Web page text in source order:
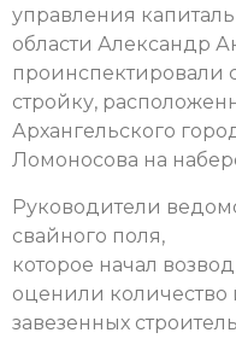
управления
области Александр
проинспектировали
стройку,
Архангельского
Ломоносова на
Руководители
свайного поля,
которое начал
оценили количество
завезенных